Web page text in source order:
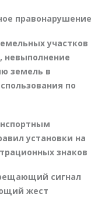
правонарушение
участков
невыполнение
земель в
по
установки на
знаков
сигнал
жест